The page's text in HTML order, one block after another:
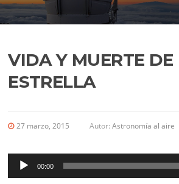
VIDA Y MUERTE DE
ESTRELLA
27 marzo, 2015 Autor:Astronomía al aire
audio
00:00